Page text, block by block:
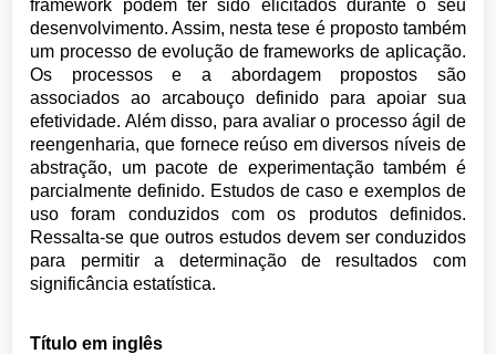
framework podem ter sido elicitados durante o seu
desenvolvimento. Assim, nesta tese é proposto também
um processo de evolução de frameworks de aplicação.
Os processos e a abordagem propostos são
associados ao arcabouço definido para apoiar sua
efetividade. Além disso, para avaliar o processo ágil de
reengenharia, que fornece reúso em diversos níveis de
abstração, um pacote de experimentação também é
parcialmente definido. Estudos de caso e exemplos de
uso foram conduzidos com os produtos definidos.
Ressalta-se que outros estudos devem ser conduzidos
para permitir a determinação de resultados com
significância estatística.
Título em inglês